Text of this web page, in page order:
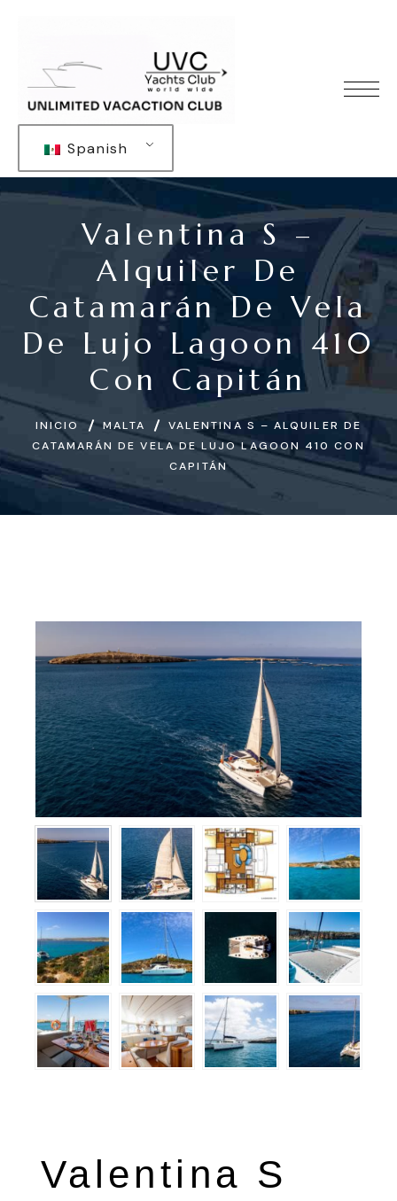
Spanish
Valentina S –
Alquiler De
Catamarán De Vela
De Lujo Lagoon 410
Con Capitán
INICIO MALTA
VALENTINA S – ALQUILER DE
CATAMARÁN DE VELA DE LUJO LAGOON 410 CON
CAPITÁN
Valentina S